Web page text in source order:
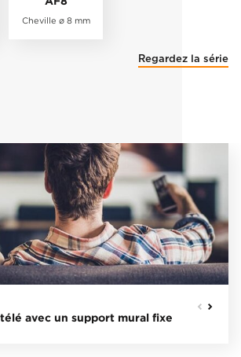
Cheville ø 8 mm
Regardez la série
avec un support mural fixe